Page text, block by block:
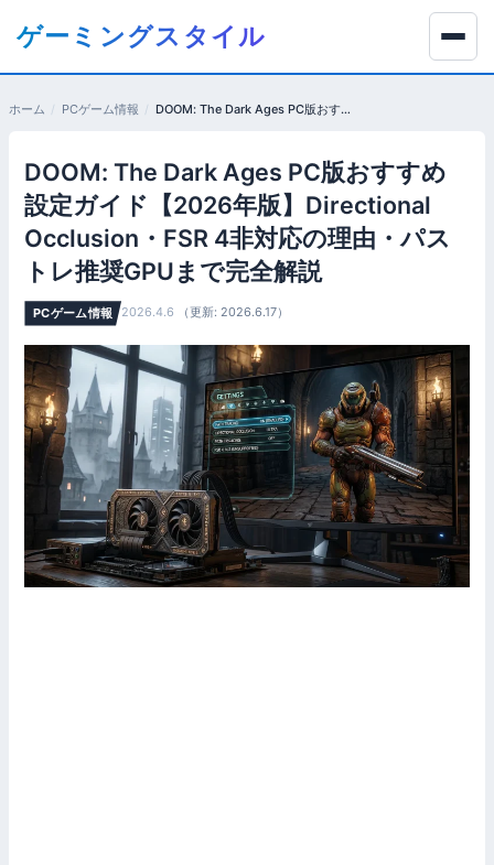
ツ
ゲーミングスタイル
ホーム PCゲーム情報 DOOM: The Dark Ages PC版おすすめ設定ガイド【2026年版】Directional Occlusion・FSR 4非対応の理由・パストレ推奨GPUまで完全解説
DOOM: The Dark Ages PC版おすすめ
設定ガイド【2026年版】Directional
Occlusion・FSR 4非対応の理由・パス
トレ推奨GPUまで完全解説
PCゲーム情報 2026.4.6 （更新: 2026.6.17）